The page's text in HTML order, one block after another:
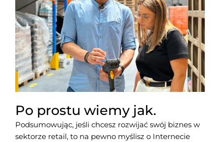
Po prostu wiemy jak.
Podsumowując, jeśli chcesz rozwijać swój biznes w
sektorze retail, to na pewno myślisz o Internecie